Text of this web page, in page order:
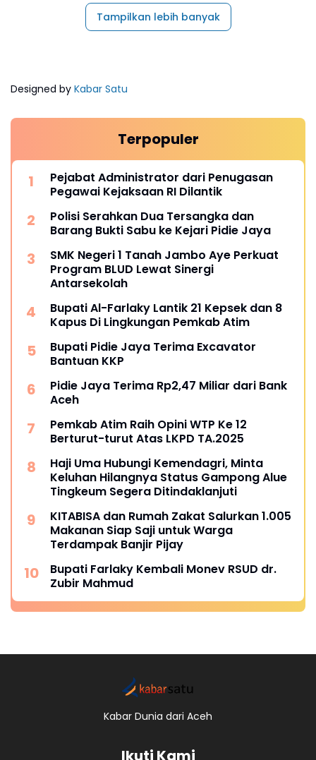
Tampilkan lebih banyak
Designed by Kabar Satu
Terpopuler
Pejabat Administrator dari Penugasan
Pegawai Kejaksaan RI Dilantik
Polisi Serahkan Dua Tersangka dan
Barang Bukti Sabu ke Kejari Pidie Jaya
SMK Negeri 1 Tanah Jambo Aye Perkuat
Program BLUD Lewat Sinergi
Antarsekolah
Bupati Al-Farlaky Lantik 21 Kepsek dan 8
Kapus Di Lingkungan Pemkab Atim
Bupati Pidie Jaya Terima Excavator
Bantuan KKP
Pidie Jaya Terima Rp2,47 Miliar dari Bank
Aceh
Pemkab Atim Raih Opini WTP Ke 12
Berturut-turut Atas LKPD TA.2025
Haji Uma Hubungi Kemendagri, Minta
Keluhan Hilangnya Status Gampong Alue
Tingkeum Segera Ditindaklanjuti
KITABISA dan Rumah Zakat Salurkan 1.005
Makanan Siap Saji untuk Warga
Terdampak Banjir Pijay
Bupati Farlaky Kembali Monev RSUD dr.
Zubir Mahmud
Kabar Dunia dari Aceh
Ikuti Kami